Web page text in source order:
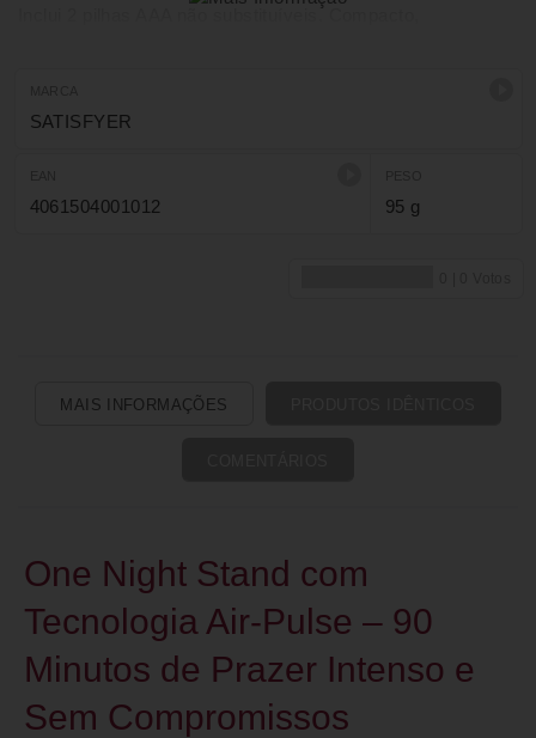
Inclui 2 pilhas AAA não substituíveis. Compacto,
SATISFYER
4061504001012 95 g
MAIS INFORMAÇÕES
One Night Stand com
Tecnologia Air-Pulse – 90
Minutos de Prazer Intenso e
Sem Compromissos